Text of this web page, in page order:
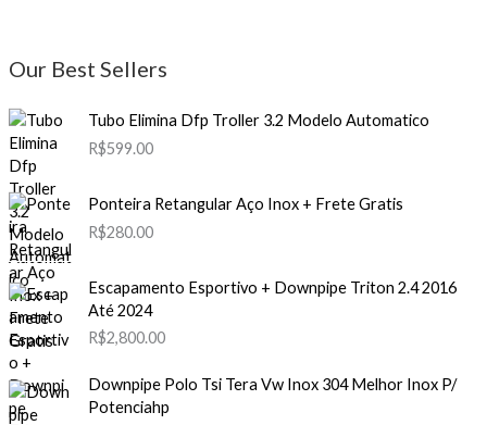
Our Best Sellers
Tubo Elimina Dfp Troller 3.2 Modelo Automatico
R$599.00
Ponteira Retangular Aço Inox + Frete Gratis
R$280.00
Escapamento Esportivo + Downpipe Triton 2.4 2016
Até 2024
R$2,800.00
Downpipe Polo Tsi Tera Vw Inox 304 Melhor Inox P/
Potenciahp